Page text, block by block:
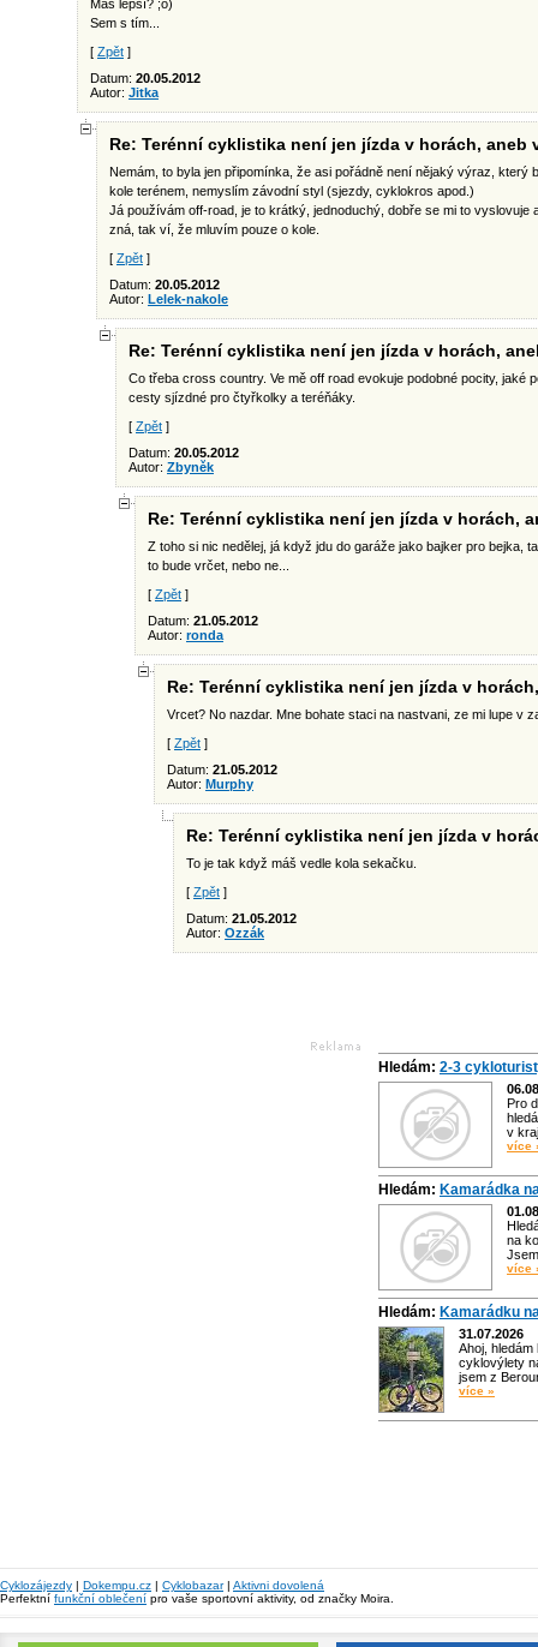
Máš lepší? ;o)
Sem s tím...
[ Zpět ]
Datum: 20.05.2012
Autor: Jitka
Re: Terénní cyklistika není jen jízda v horách, aneb
Nemám, to byla jen připomínka, že asi pořádně není nějaký výraz, který
kole terénem, nemyslím závodní styl (sjezdy, cyklokros apod.)
Já používám off-road, je to krátký, jednoduchý, dobře se mi to vyslovuje
zná, tak ví, že mluvím pouze o kole.
[ Zpět ]
Datum: 20.05.2012
Autor: Lelek-nakole
Re: Terénní cyklistika není jen jízda v horách,
Co třeba cross country. Ve mě off road evokuje podobné pocity, jaké
cesty sjízdné pro čtyřkolky a teréňáky.
[ Zpět ]
Datum: 20.05.2012
Autor: Zbyněk
Re: Terénní cyklistika není jen jízda v horách,
Z toho si nic nedělej, já když jdu do garáže jako bajker pro bejka,
to bude vrčet, nebo ne...
[ Zpět ]
Datum: 21.05.2012
Autor: ronda
Re: Terénní cyklistika není jen jízda v
Vrcet? No nazdar. Mne bohate staci na nastvani, ze mi lupe v
[ Zpět ]
Datum: 21.05.2012
Autor: Murphy
Re: Terénní cyklistika není jen jízda v
To je tak když máš vedle kola sekačku.
[ Zpět ]
Datum: 21.05.2012
Autor: Ozzák
Hledám: 2-3
Pro
v
více
Hledám: Kamarádka
na
více
Hledám: Kamarádku
31.07.2026
Ahoj,
cyklovýlety
jsem z
více »
Cyklozájezdy | Dokempu.cz | Cyklobazar| Aktivni dovolená
Perfektní funkční oblečení pro vaše sportovní aktivity, od značky Moira.